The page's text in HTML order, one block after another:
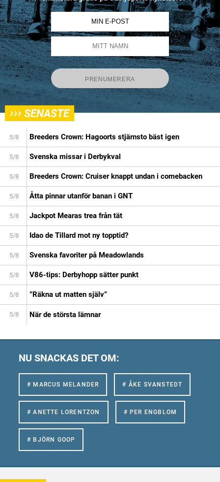
››› SENASTE
5/8 Breeders Crown: Hagoorts stjärnsto bäst igen
5/8 Svenska missar i Derbykval
5/8 Breeders Crown: Cruiser knappt undan i comebacken
5/8 Åtta pinnar utanför banan i GNT
5/8 Jackpot Mearas trea från tät
5/8 Idao de Tillard mot ny topptid?
5/8 Svenska favoriter på Meadowlands
5/8 V86-tips: Derbyhopp sätter punkt
5/8 ”Räkna ut matten själv”
5/8 När de största lämnar
NU SNACKAS DET OM:
# MARCUS MELANDER # ÅKE SVANSTEDT
# ANETTE LORENTZON # PER ENGBLOM
# BJÖRN GOOP